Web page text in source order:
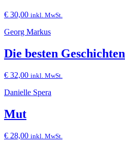
€ 30,00 inkl. MwSt.
Georg Markus
Die besten Geschichten
€ 32,00 inkl. MwSt.
Danielle Spera
Mut
€ 28,00 inkl. MwSt.